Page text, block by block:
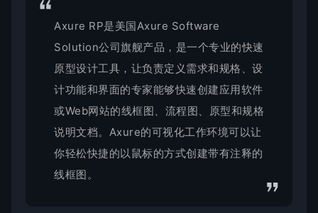
Axure RP是美国Axure Software
Solution公司旗舰产品，是一个专业的快速
原型设计工具，让负责定义需求和规格、设
计功能和界面的专家能够快速创建应用软件
或Web网站的线框图、流程图、原型和规格
说明文档。Axure的可视化工作环境可以让
你轻松快捷的以鼠标的方式创建带有注释的
线框图。